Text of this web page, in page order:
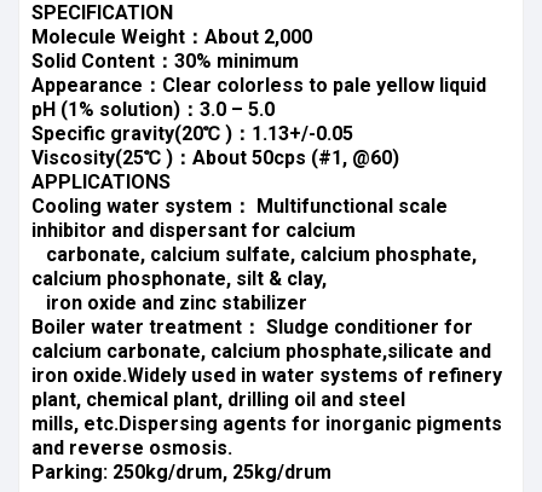
SPECIFICATION
Molecule Weight：About 2,000
Solid Content：30% minimum
Appearance：Clear colorless to pale yellow liquid
pH (1% solution)：3.0 – 5.0
Specific gravity(20℃ )：1.13+/-0.05
Viscosity(25℃ )：About 50cps (#1, @60)
APPLICATIONS
Cooling water system： Multifunctional scale
inhibitor and dispersant for calcium
carbonate, calcium sulfate, calcium phosphate,
calcium phosphonate, silt & clay,
iron oxide and zinc stabilizer
Boiler water treatment： Sludge conditioner for
calcium carbonate, calcium phosphate,silicate and
iron oxide.Widely used in water systems of refinery
plant, chemical plant, drilling oil and steel
mills, etc.Dispersing agents for inorganic pigments
and reverse osmosis.
Parking: 250kg/drum, 25kg/drum